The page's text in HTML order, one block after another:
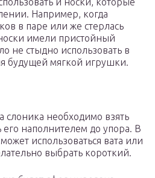
Например, когда
в паре или же стерлась
имели пристойный
не стыдно использовать в
будущей мягкой игрушки.
слоника необходимо взять
наполнителем до упора. В
использоваться вата или
выбрать короткий.